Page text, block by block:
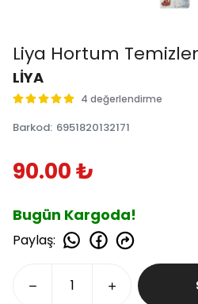
Liya Hortum
LİYA
4 değerlendirme
Barkod: 6951820132171
90.00 ₺
Bugün Kargoda!
Paylaş: